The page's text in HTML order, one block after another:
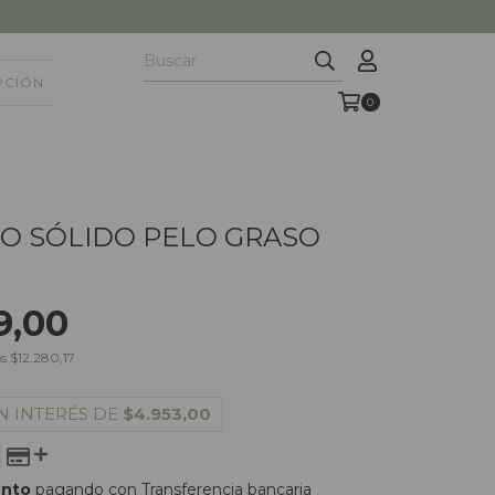
0
SÓLIDO PELO GRASO
$12.280,17
INTERÉS DE $4.953,00
pagando con Transferencia bancaria